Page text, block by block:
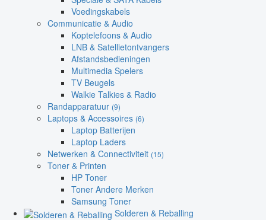
Voedingskabels
Communicatie & Audio
Koptelefoons & Audio
LNB & Satellietontvangers
Afstandsbedieningen
Multimedia Spelers
TV Beugels
Walkie Talkies & Radio
Randapparatuur (9)
Laptops & Accessoires (6)
Laptop Batterijen
Laptop Laders
Netwerken & Connectiviteit (15)
Toner & Printen
HP Toner
Toner Andere Merken
Samsung Toner
Solderen & Reballing